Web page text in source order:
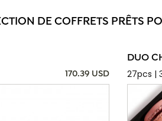
DE COFFRETS PRÊTS
170.39 USD
DUO
27pcs |